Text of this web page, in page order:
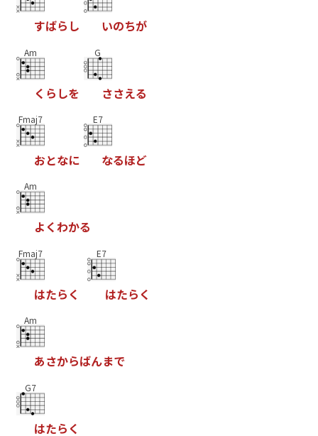
すばら し いのちが
Am
く ら しを
G
ささえる
Fmaj7
おとなに
E7
なるほど
Am
よ くわかる
Fmaj7
はたら く
E7
はたら く
Am
あさからばんまで
G7
はたら く